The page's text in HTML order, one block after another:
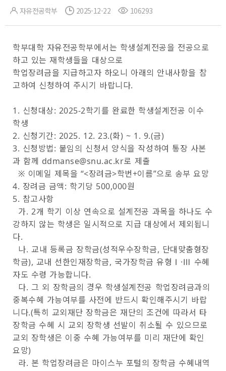
자유전공학부 2025-12-22 106293
학부대학 자유전공학부에서는 학생설계전공을 전공으로
하고 있는 재학생들을 대상으로
학업장려금을 지급하고자 하오니 아래의 안내사항을 참
고하여 신청하여 주시기 바랍니다.
1. 신청대상: 2025-2학기를 완료한 학생설계전공 이수
학생
2. 신청기간: 2025. 12. 23.(화) ~ 1. 9.(금)
3. 신청방법: 붙임의 신청서 양식을 작성하여 통장 사본
과 함께 ddmanse@snu.ac.kr로 제출
※ 이메일 제목을 “<장려금>학번+이름”으로 송부 요망
4. 장려금 금액: 학기당 500,000원
5. 참고사항
가. 2개 학기 이상 연속으로 설계전공 과목을 하나도 수
강하지 않는 학생은 일시적으로 지급 대상에서 제외됩니
다.
나. 교내 등록금 장학금(성적우수장학금, 단대맞춤형장
학금), 교내 선한인재장학금, 국가장학금 유형Ⅰ·Ⅲ 수혜
자도 수령 가능합니다.
다. 그 외 장학금의 경우 학생설계전공 학업장려금과의
중복수혜 가능여부를 사전에 반드시 확인해주시기 바랍
니다.(특히 교외재단 장학금은 재단의 조건에 따라서 타
장학금 수혜 시 교외 장학생 선발이 취소될 수 있으므로
교외 장학생은 이중 수혜 가능여부를 미리 재단에 확인
요망)
라. 본 학업장려금은 마이스누 포털의 장학금 수혜내역